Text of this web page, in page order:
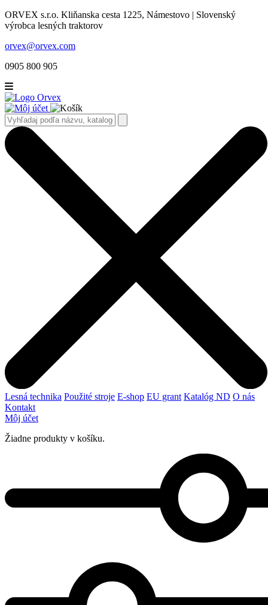
ORVEX s.r.o. Kliňanska cesta 1225, Námestovo | Slovenský
výrobca lesných traktorov
orvex@orvex.com
0905 800 905
Lesná technika Použité stroje E-shop EU grant Katalóg ND O nás
Kontakt
Môj účet
Žiadne produkty v košíku.